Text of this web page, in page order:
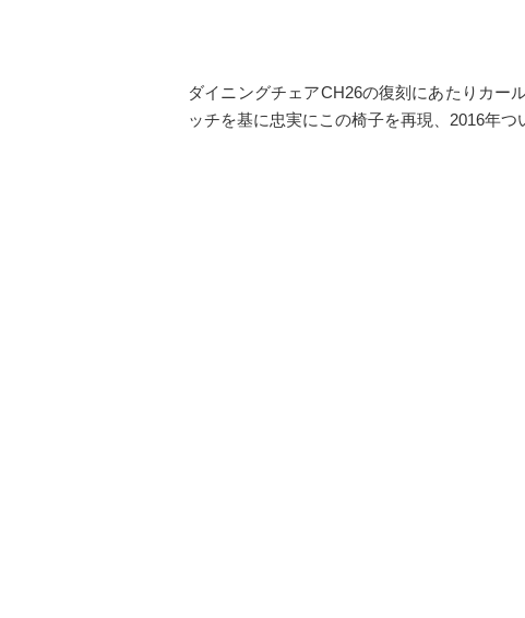
ダイニングチェアCH26の復刻にあたりカー
ッチを基に忠実にこの椅子を再現、2016年